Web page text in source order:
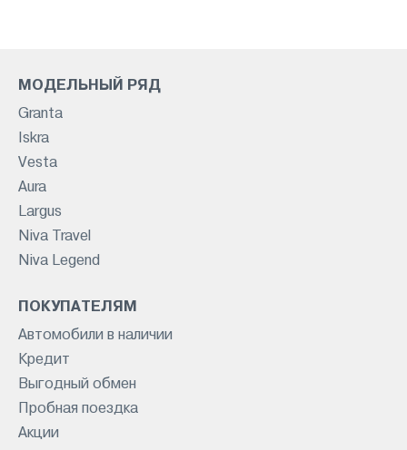
МОДЕЛЬНЫЙ РЯД
Granta
Iskra
Vesta
Aura
Largus
Niva Travel
Niva Legend
ПОКУПАТЕЛЯМ
Автомобили в наличии
Кредит
Выгодный обмен
Пробная поездка
Акции